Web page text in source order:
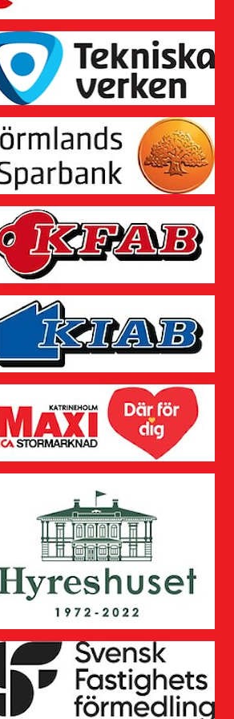
Bilder
Video
Gästbok
Sponsorer
Länkar
Policy
Stadgar
Utbildning
Drogpolicy
KatrineholmsVeckan
GDPR
ANDTS - policy